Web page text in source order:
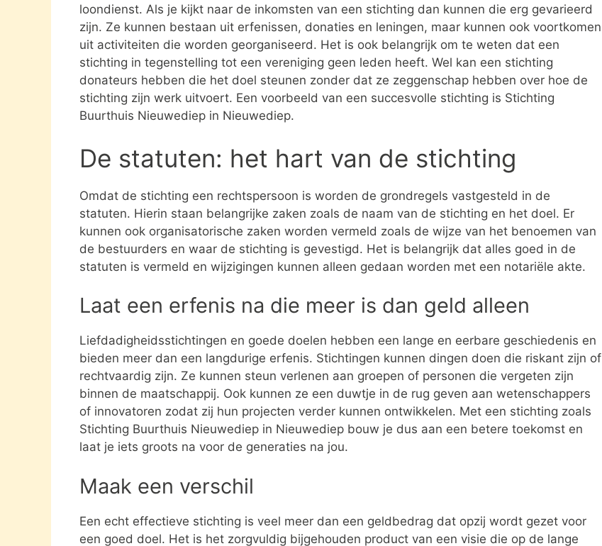
loondienst. Als je kijkt naar de inkomsten van een stichting dan kunnen die erg gevarieerd
zijn. Ze kunnen bestaan uit erfenissen, donaties en leningen, maar kunnen ook voortkomen
uit activiteiten die worden georganiseerd. Het is ook belangrijk om te weten dat een
stichting in tegenstelling tot een vereniging geen leden heeft. Wel kan een stichting
donateurs hebben die het doel steunen zonder dat ze zeggenschap hebben over hoe de
stichting zijn werk uitvoert. Een voorbeeld van een succesvolle stichting is Stichting
Buurthuis Nieuwediep in Nieuwediep.
De statuten: het hart van de stichting
Omdat de stichting een rechtspersoon is worden de grondregels vastgesteld in de
statuten. Hierin staan belangrijke zaken zoals de naam van de stichting en het doel. Er
kunnen ook organisatorische zaken worden vermeld zoals de wijze van het benoemen van
de bestuurders en waar de stichting is gevestigd. Het is belangrijk dat alles goed in de
statuten is vermeld en wijzigingen kunnen alleen gedaan worden met een notariële akte.
Laat een erfenis na die meer is dan geld alleen
Liefdadigheidsstichtingen en goede doelen hebben een lange en eerbare geschiedenis en
bieden meer dan een langdurige erfenis. Stichtingen kunnen dingen doen die riskant zijn of
rechtvaardig zijn. Ze kunnen steun verlenen aan groepen of personen die vergeten zijn
binnen de maatschappij. Ook kunnen ze een duwtje in de rug geven aan wetenschappers
of innovatoren zodat zij hun projecten verder kunnen ontwikkelen. Met een stichting zoals
Stichting Buurthuis Nieuwediep in Nieuwediep bouw je dus aan een betere toekomst en
laat je iets groots na voor de generaties na jou.
Maak een verschil
Een echt effectieve stichting is veel meer dan een geldbedrag dat opzij wordt gezet voor
een goed doel. Het is het zorgvuldig bijgehouden product van een visie die op de lange